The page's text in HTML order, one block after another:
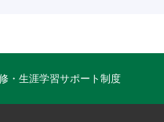
・生涯学習サポート制度